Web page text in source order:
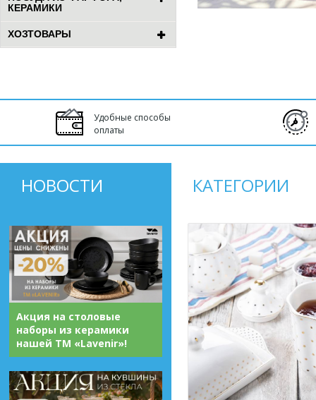
КЕРАМИКИ
ХОЗТОВАРЫ
Удобные способы
оплаты
НОВОСТИ
Акция на столовые
наборы из керамики
нашей ТМ «Lavenir»!
КАТЕГОРИИ